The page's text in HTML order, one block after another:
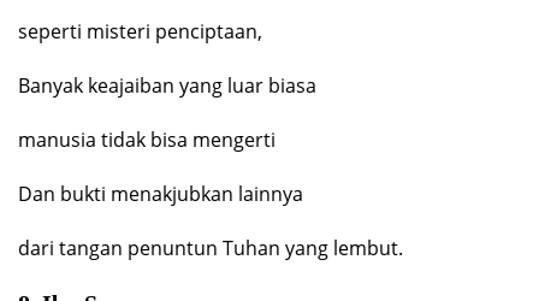
seperti misteri penciptaan,
Banyak keajaiban yang luar biasa
manusia tidak bisa mengerti
Dan bukti menakjubkan lainnya
dari tangan penuntun Tuhan yang lembut.